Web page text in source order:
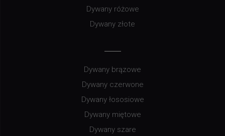
Dywany różowe
Dywany złote
Dywany brązowe
Dywany czerwone
Dywany łososiowe
Dywany miętowe
Dywany szare